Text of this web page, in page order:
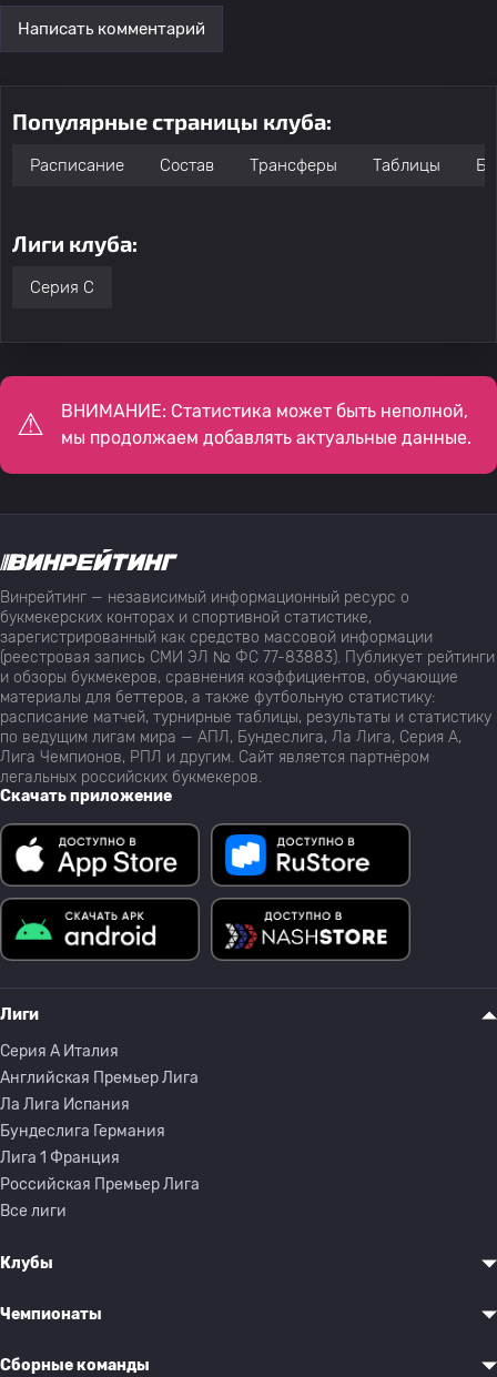
Написать комментарий
Популярные страницы клуба:
Расписание Состав Трансферы Таблицы
Лиги клуба:
Серия C
ВНИМАНИЕ: Статистика может быть неполной,
мы продолжаем добавлять актуальные данные.
Винрейтинг — независимый информационный ресурс о
букмекерских конторах и спортивной статистике,
зарегистрированный как средство массовой информации
(реестровая запись СМИ ЭЛ № ФС 77-83883). Публикует рейтинги
и обзоры букмекеров, сравнения коэффициентов, обучающие
материалы для беттеров, а также футбольную статистику:
расписание матчей, турнирные таблицы, результаты и статистику
по ведущим лигам мира — АПЛ, Бундеслига, Ла Лига, Серия А,
Лига Чемпионов, РПЛ и другим. Сайт является партнёром
легальных российских букмекеров.
Скачать приложение
Лиги
Серия A Италия
Английская Премьер Лига
Ла Лига Испания
Бундеслига Германия
Лига 1 Франция
Российская Премьер Лига
Все лиги
Клубы
Чемпионаты
Сборные команды